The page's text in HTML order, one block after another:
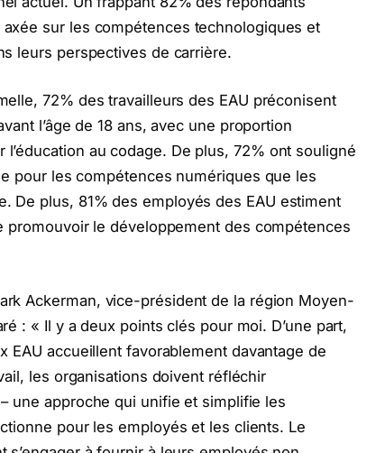
sur les compétences technologiques et
leurs perspectives de carrière.
72% des travailleurs des EAU préconisent
l’âge de 18 ans, avec une proportion
au codage. De plus, 72% ont souligné
pour les compétences numériques que les
De plus, 81% des employés des EAU estiment
le développement des compétences
Ackerman, vice-président de la région Moyen-
: « Il y a deux points clés pour moi. D’une part,
EAU accueillent favorablement davantage de
les organisations doivent réfléchir
une approche qui unifie et simplifie les
pour les employés et les clients. Le